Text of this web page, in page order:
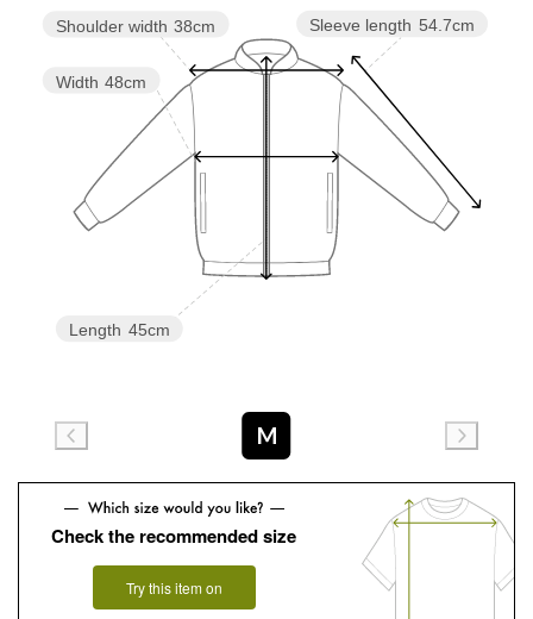
Sleeve length 54.7cm
Length 45cm
Width 48cm
Shoulder width 38cm
M
Check the recommended size
Try this item on